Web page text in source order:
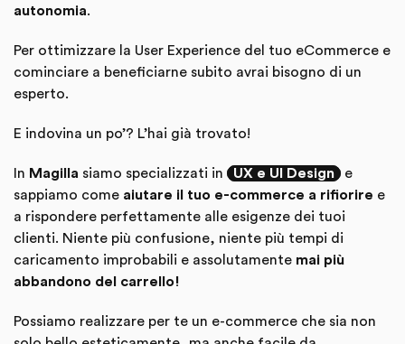
autonomia.
Per ottimizzare la User Experience del tuo eCommerce e
cominciare a beneficiarne subito avrai bisogno di un
esperto.
E indovina un po’? L’hai già trovato!
In Magilla siamo specializzati in UX e UI Design
e
sappiamo come aiutare il tuo e-commerce a rifiorire e
a rispondere perfettamente alle esigenze dei tuoi
clienti. Niente più confusione, niente più tempi di
caricamento improbabili e assolutamente mai più
abbandono del carrello!
Possiamo realizzare per te un e-commerce che sia non